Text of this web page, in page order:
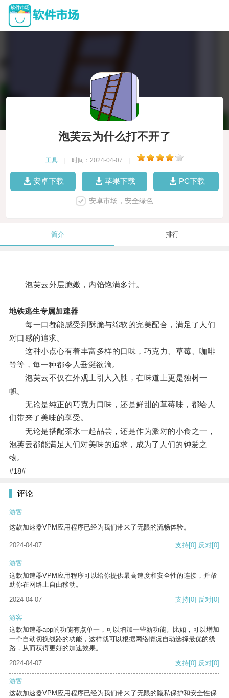
泡芙云为什么打不开了
工具 时间：2024-04-07
安卓下载 苹果下载 PC下载
安卓市场，安全绿色
简介 排行
泡芙云外层脆嫩，内馅饱满多汁。
地铁逃生专属加速器
每一口都能感受到酥脆与绵软的完美配合，满足了人们
对口感的追求。
这种小点心有着丰富多样的口味，巧克力、草莓、咖啡
等等，每一种都令人垂涎欲滴。
泡芙云不仅在外观上引人入胜，在味道上更是独树一
帜。
无论是纯正的巧克力口味，还是鲜甜的草莓味，都给人
们带来了美味的享受。
无论是搭配茶水一起品尝，还是作为派对的小食之一，
泡芙云都能满足人们对美味的追求，成为了人们的钟爱之
物。
#18#
评论
游客
这款加速器VPM应用程序已经为我们带来了无限的流畅体验。
2024-04-07 支持[0] 反对[0]
游客
这款加速器VPM应用程序可以给你提供最高速度和安全性的连接，并帮
助你在网络上自由移动。
2024-04-07
支持[0] 反对[0]
游客
这款加速器app的功能有点单一，可以增加一些新功能。比如，可以增加
一个自动切换线路的功能，这样就可以根据网络情况自动选择最优的线
路，从而获得更好的加速效果。
2024-04-07
支持[0] 反对[0]
游客
这款加速器VPM应用程序已经为我们带来了无限的隐私保护和安全性保